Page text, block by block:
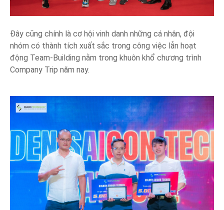
Đây cũng chính là cơ hội vinh danh những cá nhân, đội
nhóm có thành tích xuất sắc trong công việc lẫn hoạt
động Team-Building nằm trong khuôn khổ chương trình
Company Trip năm nay.